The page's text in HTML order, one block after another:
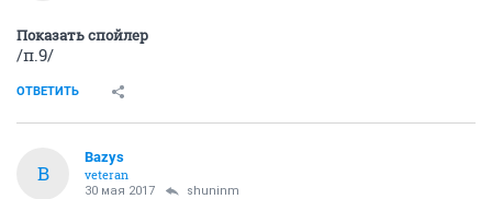
Показать спойлер
/п.9/
ОТВЕТИТЬ
B
Bazys
veteran
30 мая 2017 shuninm